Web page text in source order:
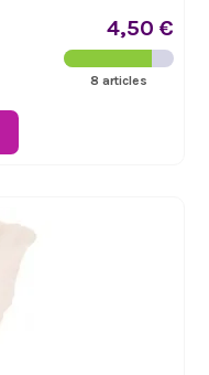
4,50 €
8 articles